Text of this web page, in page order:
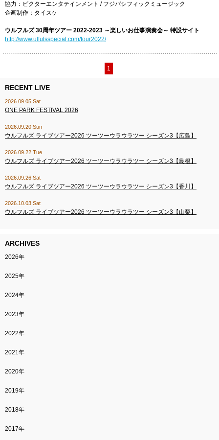
協力：ビクターエンタテインメント / フジパシフィックミュージック
企画制作：タイスケ
ウルフルズ 30周年ツアー 2022-2023 ～楽しいお仕事演奏会～ ​特設サイト
http://www.ulfulsspecial.com/tour2022/
1
RECENT LIVE
2026.09.05.Sat
ONE PARK FESTIVAL 2026
2026.09.20.Sun
ウルフルズ ライブツアー2026 ツーツーウラウラツー シーズン3【広島】
2026.09.22.Tue
ウルフルズ ライブツアー2026 ツーツーウラウラツー シーズン3【島根】
2026.09.26.Sat
ウルフルズ ライブツアー2026 ツーツーウラウラツー シーズン3【香川】
2026.10.03.Sat
ウルフルズ ライブツアー2026 ツーツーウラウラツー シーズン3【山梨】
ARCHIVES
2026年
2025年
2024年
2023年
2022年
2021年
2020年
2019年
2018年
2017年